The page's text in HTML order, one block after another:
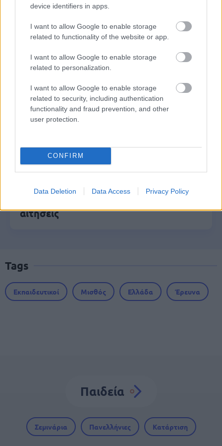
device identifiers in apps.
I want to allow Google to enable storage
related to functionality of the website or app.
I want to allow Google to enable storage
related to personalization.
I want to allow Google to enable storage
related to security, including authentication
functionality and fraud prevention, and other
user protection.
CONFIRM
Data Deletion Data Access Privacy Policy
Τουρισμός για Όλους 2026: Ανοίγει
σήμερα η πλατφόρμα - Ποια ΑΦΜ
κάνουν αίτηση
ΕΟΠΥΥ: Επίδομα έως 900 ευρώ - Ποιοι
το παίρνουν
Από σήμερα οι αιτήσεις
Μόνιμοι στη ΣΤΑΣΥ: Θέσεις για
αιτήσεις
Tags
Εκπαιδευτικοί Μισθός Ελλάδα Έρευνα
Παιδεία
Σεμινάρια Πανελλήνιες Κατάρτιση